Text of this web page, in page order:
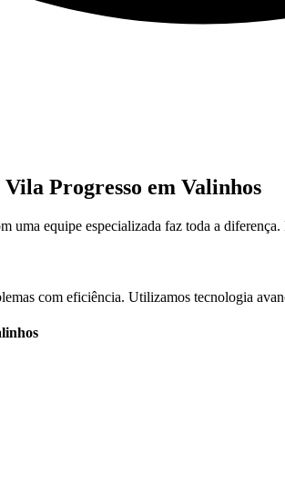
Progresso em Valinhos
uma equipe especializada faz toda a
com eficiência. Utilizamos tecnologia